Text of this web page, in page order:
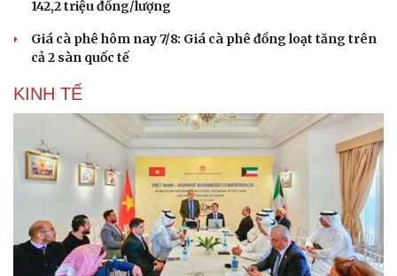
142,2 triệu đồng/lượng
Giá cà phê hôm nay 7/8: Giá cà phê đồng loạt tăng trên
cả 2 sàn quốc tế
KINH TẾ